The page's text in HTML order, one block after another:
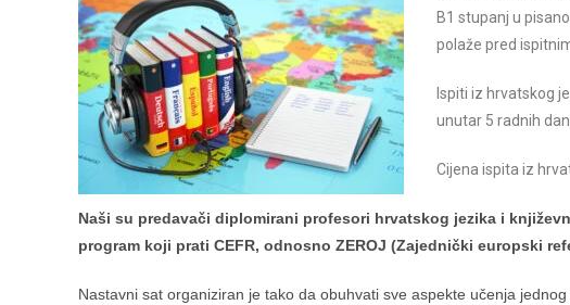
B1 stupanj u
polaže pred
Ispiti iz hrvatskog
unutar 5 radnih
Cijena ispita iz
Naši su predavači diplomirani profesori hrvatskog jezika i
program koji prati CEFR, odnosno ZEROJ (Zajednički europski
Nastavni sat organiziran je tako da obuhvati sve aspekte učenja